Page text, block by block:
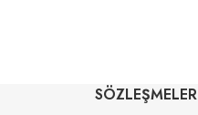
SÖZLEŞMELER